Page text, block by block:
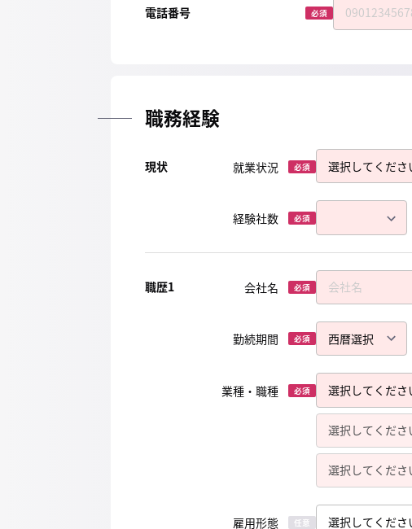
電話番号 必須
職務経験
現状 就業状況 必須
経験社数 必須
職歴1 会社名 必須
勤続期間 必須
業種・職種 必須
雇用形態 任意